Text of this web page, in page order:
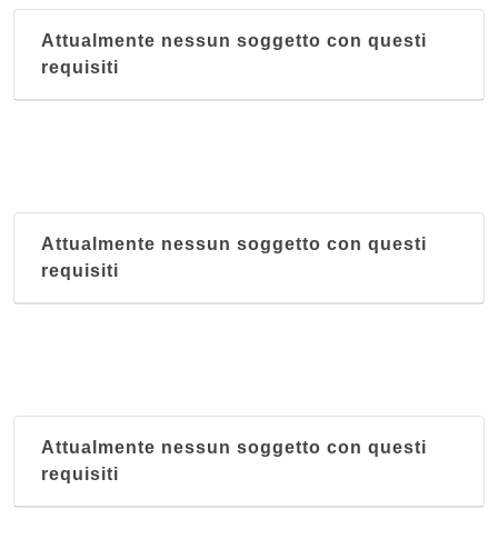
Attualmente nessun soggetto con questi
requisiti
Attualmente nessun soggetto con questi
requisiti
Attualmente nessun soggetto con questi
requisiti